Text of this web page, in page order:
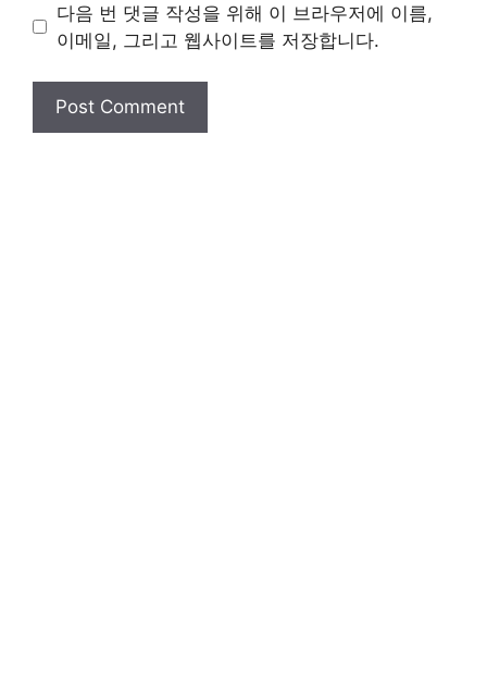
다음 번 댓글 작성을 위해 이 브라우저에 이름,
이메일, 그리고 웹사이트를 저장합니다.